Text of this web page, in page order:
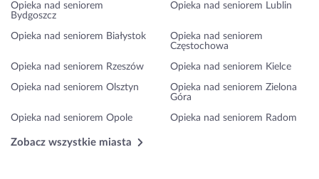
Opieka nad seniorem
Bydgoszcz
Opieka nad seniorem Lublin
Opieka nad seniorem Białystok
Opieka nad seniorem
Częstochowa
Opieka nad seniorem Rzeszów Opieka nad seniorem Kielce
Opieka nad seniorem Olsztyn
Opieka nad seniorem Zielona
Góra
Opieka nad seniorem Opole Opieka nad seniorem Radom
Zobacz wszystkie miasta